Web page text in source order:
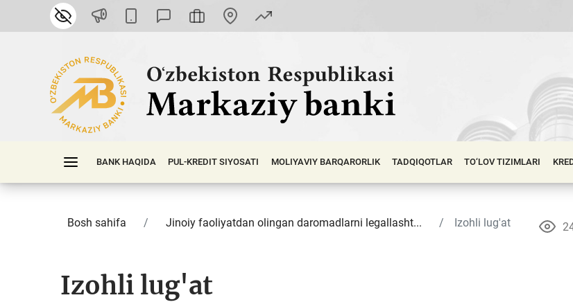
BANK HAQIDA PUL-KREDIT SIYOSATI MOLIYAVIY BАRQАRОRLIK TADQIQOTLAR TO‘LOV TIZIMLARI
Bosh sahifa Jinoiy faoliyatdan olingan daromadlarni legallasht... Izohli lug'at
Izohli lug'at